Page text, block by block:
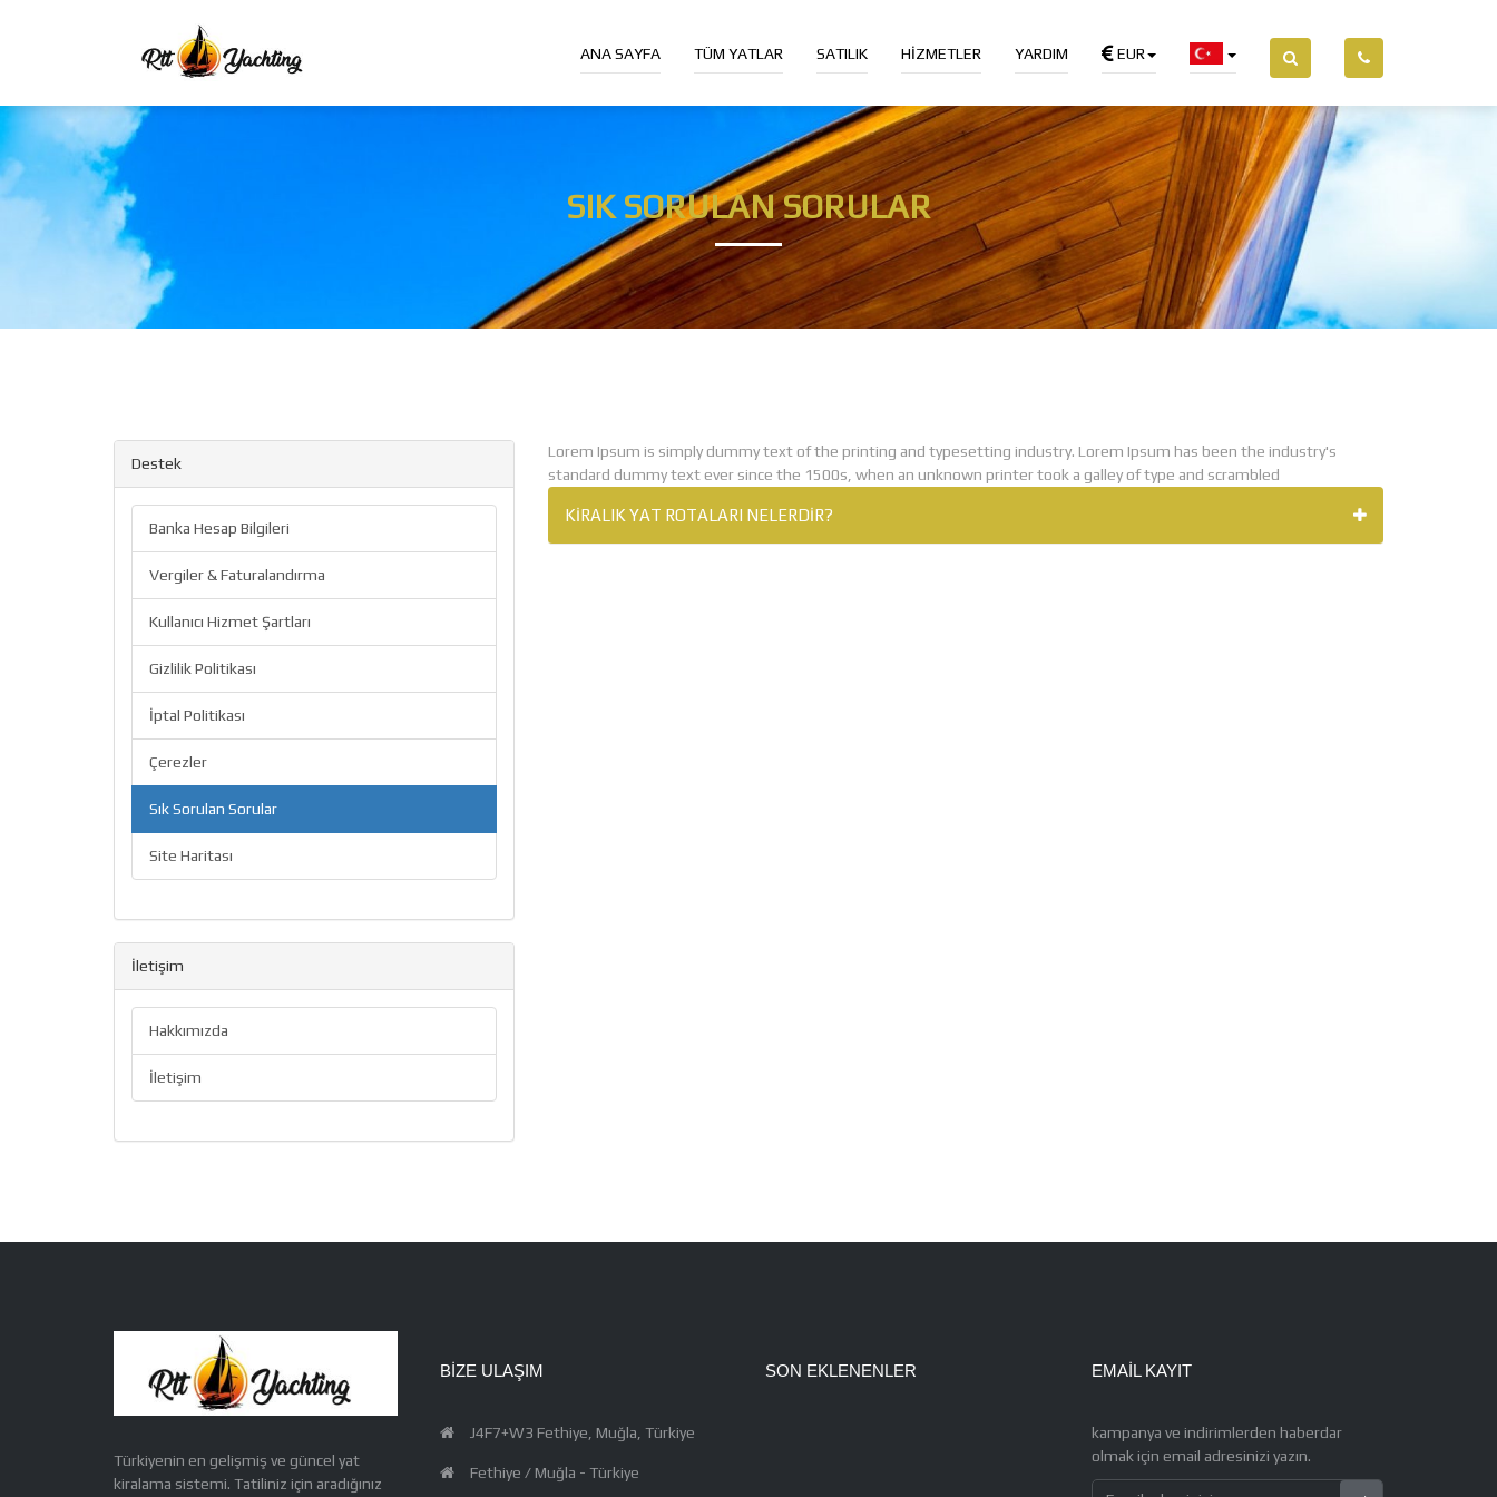
ANA SAYFA TÜM YATLAR SATILIK HIZMETLER YARDIM EUR
SIK SORULAN SORULAR
Destek
Banka Hesap Bilgileri
Vergiler & Faturalandırma
Kullanıcı Hizmet Şartları
Gizlilik Politikası
İptal Politikası
Çerezler
Sık Sorulan Sorular
Site Haritası
İletişim
Hakkımızda
İletişim
Lorem Ipsum is simply dummy text of the printing and typesetting industry. Lorem Ipsum has been the industry's
standard dummy text ever since the 1500s, when an unknown printer took a galley of type and scrambled
KIRALIK YAT ROTALARI NELERDIR?
Türkiyenin en gelişmiş ve güncel yat
kiralama sistemi. Tatiliniz için aradığınız
BIZE ULAŞIM
J4F7+W3 Fethiye, Muğla, Türkiye
Fethiye / Muğla - Türkiye
SON EKLENENLER EMAIL KAYIT
kampanya ve indirimlerden haberdar
olmak için email adresinizi yazın.